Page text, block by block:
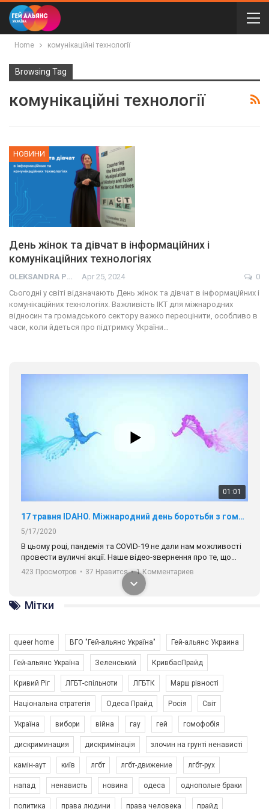
Home комунікаційні технології
Browsing Tag
комунікаційні технології
НОВИНИ
День жінок та дівчат в інформаційних і
комунікаційних технологіях
OLEKSANDRA PRESS Apr 25, 2024
0
Сьогодні у світі відзначають День жінок та дівчат в інформаційних і
комунікаційних технологіях. Важливість ІКТ для міжнародних
відносин та громадського сектору важко переоцінити, особливо в
часи, коли йдеться про підтримку України…
01:01
17 травня IDAHO. Міжнародний день боротьби з гомофобією трансфобією і біфобія.
5/17/2020
В цьому році, пандемія та COVІD-19 не дали нам можливості
провести вуличні акції. Наше відео-звернення про те, що
навіть коли ми у різних містах та не можемо зустрінеться, ми
разом. Ми закликаємо всіх хто поділяє цінності рівності та
солідарності, приєднатися до нас. Регіональні підрозділи
ГАУ є в 16 областях України.
Разом наш голос лунає гучніше!
423 Просмотров • 37 Нравится • 1 Комментариев
Зупинимо насильство проти ЛГБТ в Україні! Stop violence against LGBT in Ukraine!
6/30/2017
Емоційний та вражаючий промо-ролік на конкурс PACT, який
представляє програму "Гей-альянс Україна" з протидії
насильству проти ЛГБТ в Україні.
1.9K Просмотров • 226 Нравится • 5 Комментариев
Мітки
queer home ВГО "Гей-альянс Україна" Гей-альянс Украина
Гей-альянс Україна Зеленський КривбасПрайд
Кривий Ріг ЛГБТ-спільноти ЛГБТК Марш рівності
Національна стратегія Одеса Прайд Росія Світ
Україна вибори війна гау гей гомофобія
дискриминация дискримінація злочин на грунті ненависті
камін-аут київ лгбт лгбт-движение лгбт-рух
напад ненависть новина одеса однополые браки
политика права людини права человека прайд